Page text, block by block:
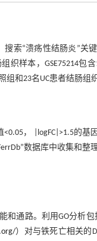
“溃疡性结肠炎”关键
织样本，GSE75214包
组和23名UC患者结肠组
<0.05， |logFC|>1.5的基
数据库中收集和整
和通路。利用GO分析
）对与铁死亡相关的